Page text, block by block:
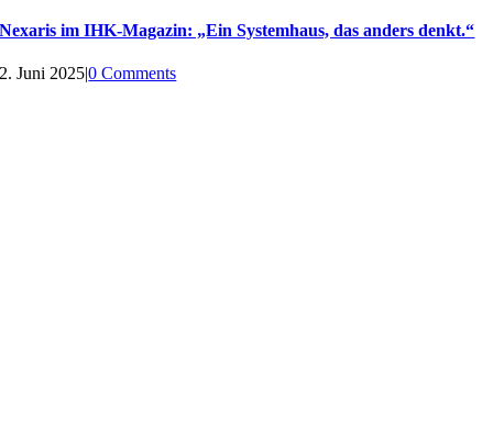
Nexaris im IHK-Magazin: „Ein Systemhaus, das anders denkt.“
2. Juni 2025|0 Comments